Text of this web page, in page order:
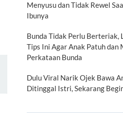
Menyusu dan Tidak Rewel
Ibunya
Bunda Tidak Perlu Berteriak,
Tips Ini Agar Anak Patuh dan
Perkataan Bunda
Dulu Viral Narik Ojek Bawa
Ditinggal Istri, Sekarang